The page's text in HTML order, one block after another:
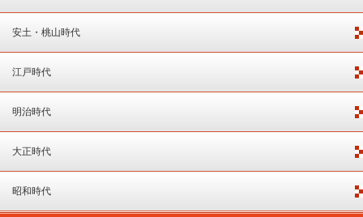
安土・桃山時代
江戸時代
明治時代
大正時代
昭和時代